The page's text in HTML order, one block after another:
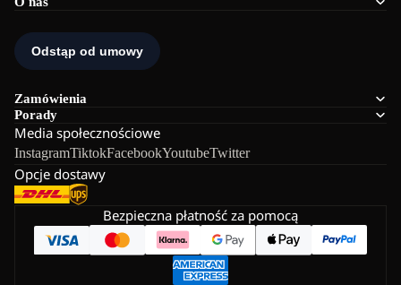
Zamówienia
Porady
Media społecznościowe
InstagramTiktokFacebookYoutubeTwitter
Opcje dostawy
Bezpieczna płatność za pomocą